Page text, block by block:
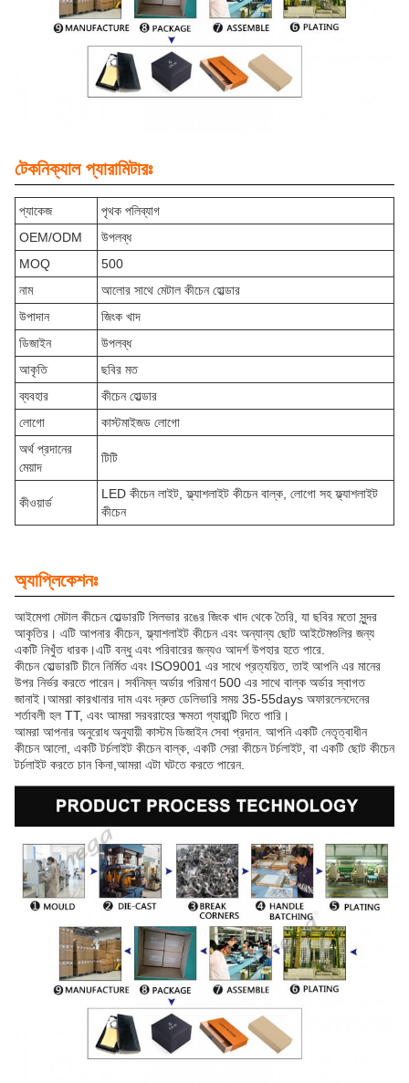
টেকনিক্যাল প্যারামিটারঃ
প্যাকেজ
পৃথক পলিব্যাগ
OEM/ODM
উপলব্ধ
MOQ
500
নাম
আলোর সাথে মেটাল কীচেন হোল্ডার
উপাদান
জিংক খাদ
ডিজাইন
উপলব্ধ
আকৃতি
ছবির মত
ব্যবহার
কীচেন হোল্ডার
লোগো
কাস্টমাইজড লোগো
অর্থ প্রদানের
মেয়াদ
টিটি
কীওয়ার্ড
LED কীচেন লাইট, ফ্ল্যাশলাইট কীচেন বাল্ক, লোগো সহ ফ্ল্যাশলাইট
কীচেন
অ্যাপ্লিকেশনঃ
আইমেগা মেটাল কীচেন হোল্ডারটি সিলভার রঙের জিংক খাদ থেকে তৈরি, যা ছবির মতো সুন্দর
আকৃতির। এটি আপনার কীচেন, ফ্ল্যাশলাইট কীচেন এবং অন্যান্য ছোট আইটেমগুলির জন্য
একটি নিখুঁত ধারক।এটি বন্ধু এবং পরিবারের জন্যও আদর্শ উপহার হতে পারে.
কীচেন হোল্ডারটি চীনে নির্মিত এবং ISO9001 এর সাথে প্রত্যয়িত, তাই আপনি এর মানের
উপর নির্ভর করতে পারেন। সর্বনিম্ন অর্ডার পরিমাণ 500 এর সাথে বাল্ক অর্ডার স্বাগত
জানাই।আমরা কারখানার দাম এবং দ্রুত ডেলিভারি সময় 35-55days অফারলেনদেনের
শর্তাবলী হল TT, এবং আমরা সরবরাহের ক্ষমতা গ্যারান্টি দিতে পারি।
আমরা আপনার অনুরোধ অনুযায়ী কাস্টম ডিজাইন সেবা প্রদান. আপনি একটি নেতৃত্বাধীন
কীচেন আলো, একটি টর্চলাইট কীচেন বাল্ক, একটি সেরা কীচেন টর্চলাইট, বা একটি ছোট কীচেন
টর্চলাইট করতে চান কিনা,আমরা এটা ঘটতে করতে পারেন.